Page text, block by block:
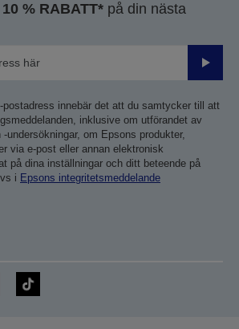
10 % RABATT* på din nästa
Skicka
postadress innebär det att du samtycker till att
inklusive om utförandet av
undersökningar, om Epsons produkter,
via e-post eller annan elektronisk
på dina inställningar och ditt beteende på
i Epsons integritetsmeddelande